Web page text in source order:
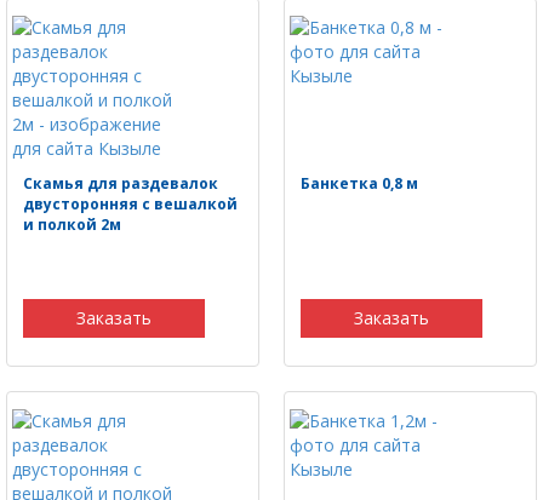
Скамья для раздевалок
двусторонняя с вешалкой
и полкой 2м
Заказать
Банкетка 0,8 м
Заказать